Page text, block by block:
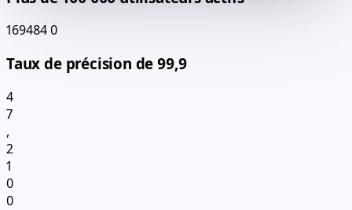
1694840
Taux de précision de 99,9
4
7
,
2
1
0
0